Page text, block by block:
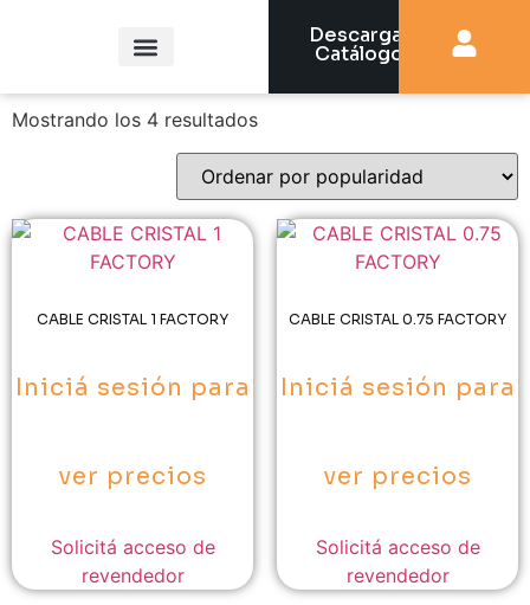
Descargar
Catálogo
Mostrando los 4 resultados
CABLE CRISTAL 1 FACTORY
Iniciá sesión para
ver precios
Solicitá acceso de
revendedor
CABLE CRISTAL 0.75 FACTORY
Iniciá sesión para
ver precios
Solicitá acceso de
revendedor